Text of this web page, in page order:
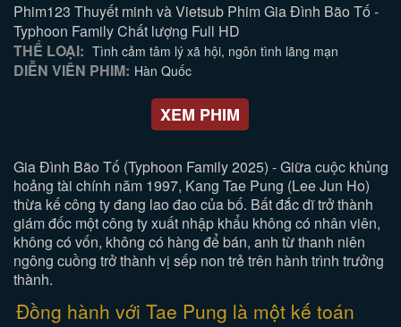
Phim123 Thuyết minh và Vietsub Phim Gia Đình Bão Tố -
Typhoon Family Chất lượng Full HD
THỂ LOẠI: Tình cảm tâm lý xã hội, ngôn tình lãng mạn
DIỄN VIÊN PHIM: Hàn Quốc
XEM PHIM
Gia Đình Bão Tố (Typhoon Family 2025) - Giữa cuộc khủng
hoảng tài chính năm 1997, Kang Tae Pung (Lee Jun Ho)
thừa kế công ty đang lao đao của bố. Bất đắc dĩ trở thành
giám đốc một công ty xuất nhập khẩu không có nhân viên,
không có vốn, không có hàng để bán, anh từ thanh niên
ngông cuồng trở thành vị sếp non trẻ trên hành trình trưởng
thành.
Đồng hành với Tae Pung là một kế toán